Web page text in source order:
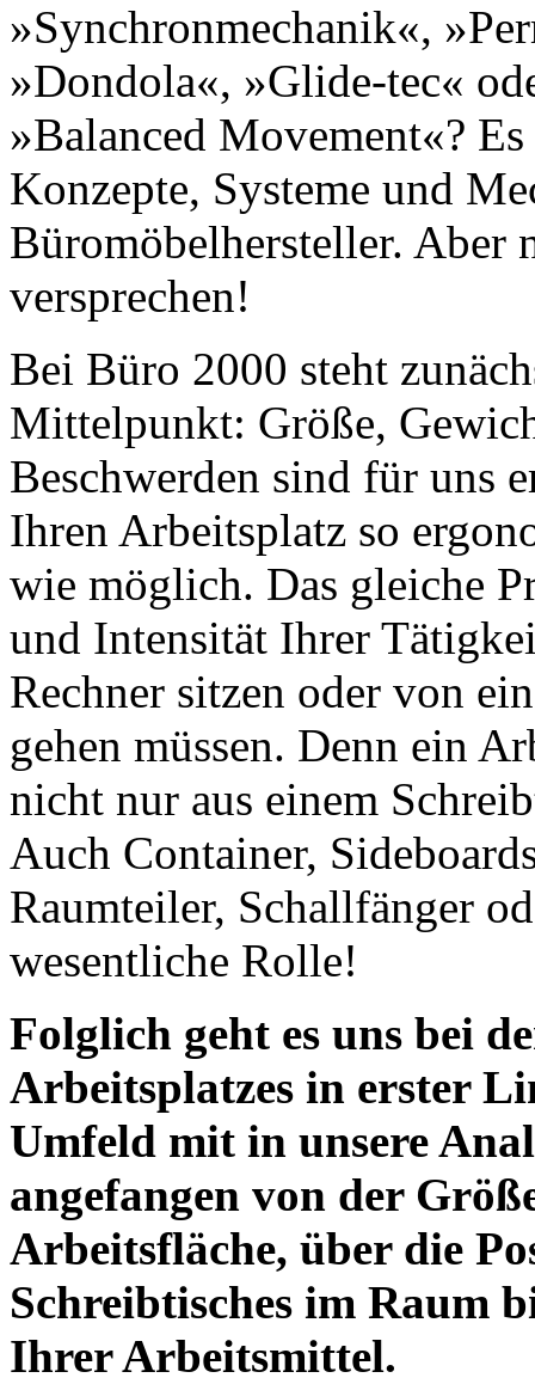
»Synchronmechanik«,
»Dondola«, »Glide-tec«
»Balanced Movement«?
Konzepte, Systeme und
Büromöbelhersteller. Aber
versprechen!
Bei Büro 2000 steht
Mittelpunkt: Größe,
Beschwerden sind für uns
Ihren Arbeitsplatz so
wie möglich. Das gleiche
und Intensität Ihrer
Rechner sitzen oder von
gehen müssen. Denn ein
nicht nur aus einem
Auch Container,
Raumteiler, Schallfänger
wesentliche Rolle!
Folglich geht es uns bei
Arbeitsplatzes in erster
Umfeld mit in unsere
angefangen von der
Arbeitsfläche, über die
Schreibtisches im Raum
Ihrer Arbeitsmittel.